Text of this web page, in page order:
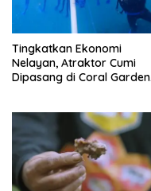
Tingkatkan Ekonomi
Nelayan, Atraktor Cumi
Dipasang di Coral Garden